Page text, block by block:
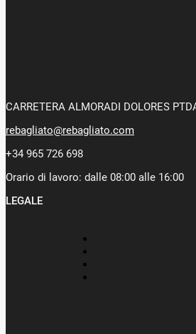
CARRETERA ALMORADI DOLORES
rebagliato@rebagliato.com
+34 965 726 698
Orario di lavoro: dalle 08:00 alle 16:00
LEGALE